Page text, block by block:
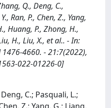
Q., Deng, C.,
Ran, P., Chen, Z., Yang,
Huang, P., Zhong, H.,
H., Liu, X., et al.. - In:
1476-4660. - 21:7(2022),
022-01226-0]
C.; Pasquali, L.;